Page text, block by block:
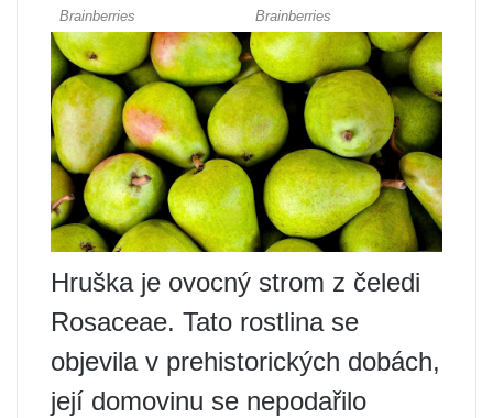
Hruška je ovocný strom z čeledi
Rosaceae. Tato rostlina se
objevila v prehistorických dobách,
její domovinu se nepodařilo